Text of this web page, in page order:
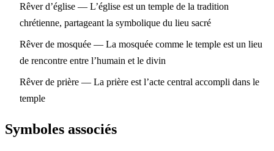
Rêver d’église — L’église est un temple de la tradition
chrétienne, partageant la symbolique du lieu sacré
Rêver de mosquée — La mosquée comme le temple est un lieu
de rencontre entre l’humain et le divin
Rêver de prière — La prière est l’acte central accompli dans le
temple
Symboles associés